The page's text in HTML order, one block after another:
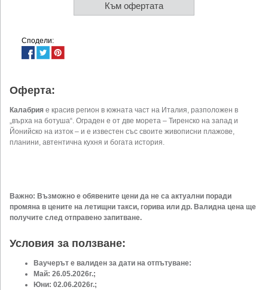
Към офертата
Сподели:
Оферта:
Калабрия е красив регион в южната част на Италия, разположен в
„върха на ботуша“. Ограден е от две морета – Тиренско на запад и
Йонийско на изток – и е известен със своите живописни плажове,
планини, автентична кухня и богата история.
Важно: Възможно е обявените цени да не са актуални поради
промяна в цените на летищни такси, горива или др. Валидна цена ще
получите след отправено запитване.
Условия за ползване:
Ваучерът е валиден за дати на отпътуване:
Май: 26.05.2026г.;
Юни: 02.06.2026г.;